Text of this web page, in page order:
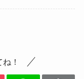
！